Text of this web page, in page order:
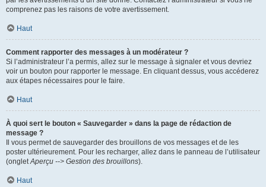
comprenez pas les raisons de votre avertissement.
Haut
Comment rapporter des messages à un modérateur ?
Si l’administrateur l’a permis, allez sur le message à signaler et vous devriez
voir un bouton pour rapporter le message. En cliquant dessus, vous accéderez
aux étapes nécessaires pour le faire.
Haut
À quoi sert le bouton « Sauvegarder » dans la page de rédaction de
message ?
Il vous permet de sauvegarder des brouillons de vos messages et de les
poster ultérieurement. Pour les recharger, allez dans le panneau de l’utilisateur
(ongletAperçu --> Gestion des brouillons).
Haut